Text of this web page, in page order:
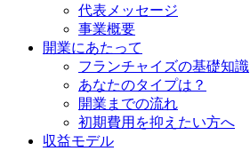
代表メッセージ
事業概要
開業にあたって
フランチャイズの基礎知識
あなたのタイプは？
開業までの流れ
初期費用を抑えたい方へ
収益モデル